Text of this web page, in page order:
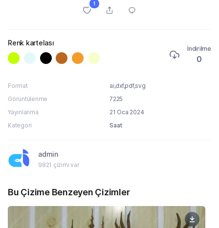
1
Renk kartelası
İndirilme
0
Format
ai,dxf,pdf,svg
Görüntülenme
7225
Yayınlanma
21 Oca 2024
Kategori
Saat
admin
9821 çizimi var
Bu Çizime Benzeyen Çizimler